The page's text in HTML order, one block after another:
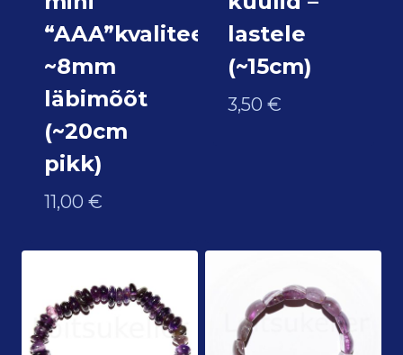
“AAA”kvaliteet
~8mm
läbimõõt
(~20cm
pikk)
11,00 €
lastele
(~15cm)
3,50 €